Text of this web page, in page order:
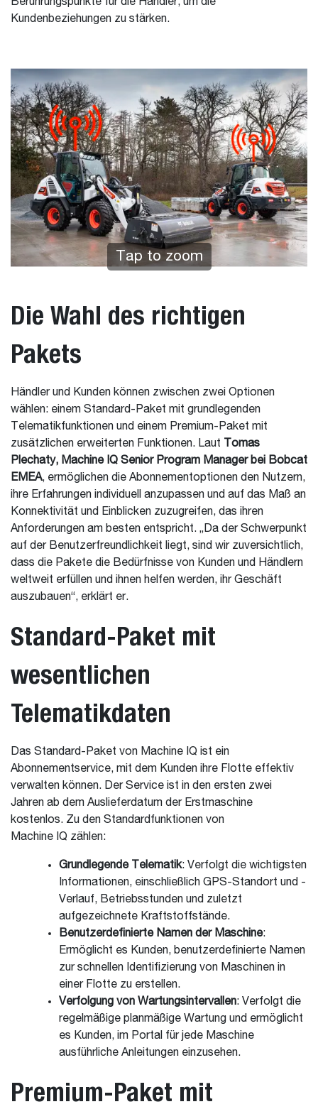
Kundenbeziehungen zu stärken.
Tap to zoom
Die Wahl des richtigen
Pakets
Händler und Kunden können zwischen zwei Optionen
wählen: einem Standard-Paket mit grundlegenden
Telematikfunktionen und einem Premium-Paket mit
zusätzlichen erweiterten Funktionen. Laut
Tomas
Plechaty, Machine IQ Senior Program Manager bei Bobcat
EMEA, ermöglichen die Abonnementoptionen den Nutzern,
ihre Erfahrungen individuell anzupassen und auf das Maß an
Konnektivität und Einblicken zuzugreifen, das ihren
Anforderungen am besten entspricht. „Da der Schwerpunkt
auf der Benutzerfreundlichkeit liegt, sind wir zuversichtlich,
dass die Pakete die Bedürfnisse von Kunden und Händlern
weltweit erfüllen und ihnen helfen werden, ihr Geschäft
auszubauen“, erklärt er.
Standard-Paket mit
wesentlichen
Telematikdaten
Das Standard-Paket von Machine IQ ist ein
Abonnementservice, mit dem Kunden ihre Flotte effektiv
verwalten können. Der Service ist in den ersten zwei
Jahren ab dem Auslieferdatum der Erstmaschine
kostenlos. Zu den Standardfunktionen von
Machine IQ zählen:
Grundlegende Telematik: Verfolgt die wichtigsten
Informationen, einschließlich GPS-Standort und -
Verlauf, Betriebsstunden und zuletzt
aufgezeichnete Kraftstoffstände.
Benutzerdefinierte Namen der Maschine:
Ermöglicht es Kunden, benutzerdefinierte Namen
zur schnellen Identifizierung von Maschinen in
einer Flotte zu erstellen.
Verfolgung von Wartungsintervallen: Verfolgt die
regelmäßige planmäßige Wartung und ermöglicht
es Kunden, im Portal für jede Maschine
ausführliche Anleitungen einzusehen.
Premium-Paket mit